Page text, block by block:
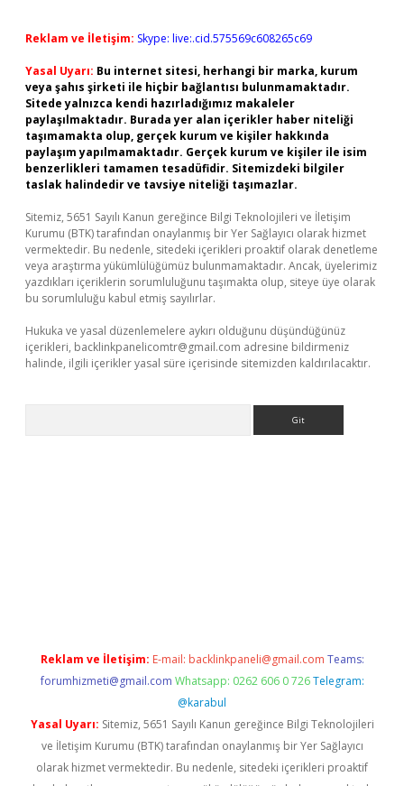
Reklam ve İletişim: Skype: live:.cid.575569c608265c69
Yasal Uyarı: Bu internet sitesi, herhangi bir marka, kurum
veya şahıs şirketi ile hiçbir bağlantısı bulunmamaktadır.
Sitede yalnızca kendi hazırladığımız makaleler
paylaşılmaktadır. Burada yer alan içerikler haber niteliği
taşımamakta olup, gerçek kurum ve kişiler hakkında
paylaşım yapılmamaktadır. Gerçek kurum ve kişiler ile isim
benzerlikleri tamamen tesadüfidir. Sitemizdeki bilgiler
taslak halindedir ve tavsiye niteliği taşımazlar.
Sitemiz, 5651 Sayılı Kanun gereğince Bilgi Teknolojileri ve İletişim
Kurumu (BTK) tarafından onaylanmış bir Yer Sağlayıcı olarak hizmet
vermektedir. Bu nedenle, sitedeki içerikleri proaktif olarak denetleme
veya araştırma yükümlülüğümüz bulunmamaktadır. Ancak, üyelerimiz
yazdıkları içeriklerin sorumluluğunu taşımakta olup, siteye üye olarak
bu sorumluluğu kabul etmiş sayılırlar.
Hukuka ve yasal düzenlemelere aykırı olduğunu düşündüğünüz
içerikleri, backlinkpanelicomtr@gmail.com adresine bildirmeniz
halinde, ilgili içerikler yasal süre içerisinde sitemizden kaldırılacaktır.
Reklam ve İletişim: E-mail: backlinkpaneli@gmail.com Teams:
forumhizmeti@gmail.com Whatsapp: 0262 606 0 726 Telegram:
@karabul
Yasal Uyarı: Sitemiz, 5651 Sayılı Kanun gereğince Bilgi Teknolojileri
ve İletişim Kurumu (BTK) tarafından onaylanmış bir Yer Sağlayıcı
olarak hizmet vermektedir. Bu nedenle, sitedeki içerikleri proaktif